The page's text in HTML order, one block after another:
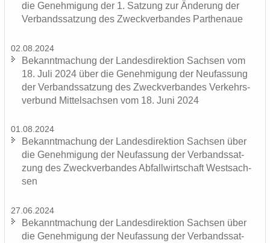
die Ge­neh­mi­gung der 1. Sat­zung zur Än­de­rung der
Ver­bands­sat­zung des Zweck­ver­ban­des Par­the­naue
02.08.2024
Be­kannt­ma­chung der Lan­des­di­rek­ti­on Sach­sen vom
18. Juli 2024 über die Ge­neh­mi­gung der Neu­fas­sung
der Ver­bands­sat­zung des Zweck­ver­ban­des Ver­kehrs­
ver­bund Mit­tel­sach­sen vom 18. Juni 2024
01.08.2024
Be­kannt­ma­chung der Lan­des­di­rek­ti­on Sach­sen über
die Ge­neh­mi­gung der Neu­fas­sung der Ver­bands­sat­
zung des Zweck­ver­ban­des Ab­fall­wirt­schaft West­sach­
sen
27.06.2024
Be­kannt­ma­chung der Lan­des­di­rek­ti­on Sach­sen über
die Ge­neh­mi­gung der Neu­fas­sung der Ver­bands­sat­